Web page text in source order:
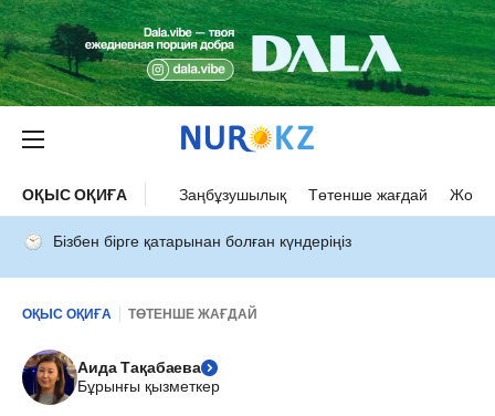
ОҚЫС ОҚИҒА Заңбұзушылық Төтенше жағдай Жол
Бізбен бірге қатарынан болған күндеріңіз
ОҚЫС ОҚИҒА ТӨТЕНШЕ ЖАҒДАЙ
Аида Тақабаева
Бұрынғы қызметкер